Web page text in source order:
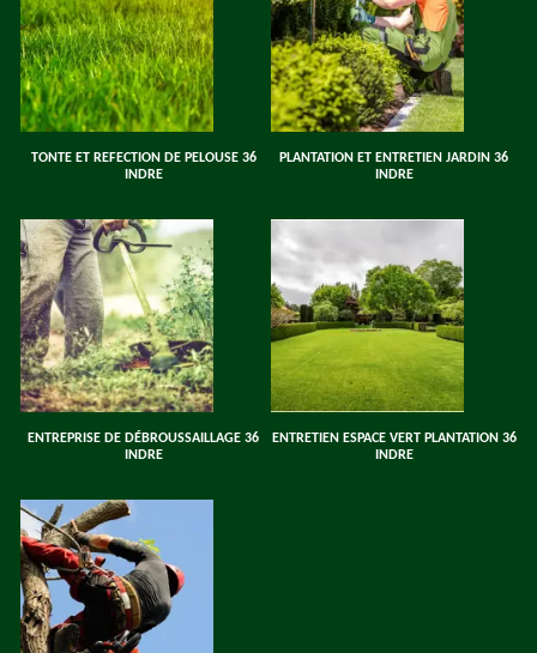
TONTE ET REFECTION DE PELOUSE 36
INDRE
PLANTATION ET ENTRETIEN JARDIN 36
INDRE
ENTREPRISE DE DÉBROUSSAILLAGE 36
INDRE
ENTRETIEN ESPACE VERT PLANTATION 36
INDRE